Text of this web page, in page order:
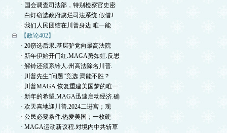
· 国会调查司法部，特别检察官史密
· 白灯窃选政府腐烂司法系统.假借J
· 我们人民团结在川普身边.唯一能
【政论402】
· 20窃选后果.基层驴党向最高法院
· 新年伊始开门红.MAGA势如虹.反思
· 解铃还须系铃人.州高法除名川普.
· 川普先生“问题”竞选.焉能不胜？
· 川普MAGA.恢复重建美国梦的唯一
· 新年的希望.MAGA迅速启动经济.确
· 欢天喜地迎川普.2024二进宫；现
· 公民必要条件.热爱美国；一枚硬
· MAGA运动新议程.对境内中共斩草